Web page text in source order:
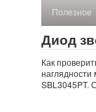
Полезное
Диод
Как
SBL3045PT.